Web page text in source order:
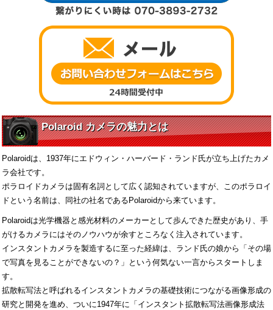
Polaroid カメラの魅力とは
Polaroidは、1937年にエドウィン・ハーバード・ランド氏が立ち上げたカメ
ラ会社です。
ポラロイドカメラは固有名詞として広く認知されていますが、このポラロイ
ドという名前は、同社の社名であるPolaroidから来ています。
Polaroidは光学機器と感光材料のメーカーとして歩んできた歴史があり、手
がけるカメラにはそのノウハウが余すところなく注入されています。
インスタントカメラを製造するに至った経緯は、ランド氏の娘から「その場
で写真を見ることができないの？」という何気ない一言からスタートしま
す。
拡散転写法と呼ばれるインスタントカメラの基礎技術につながる画像形成の
研究と開発を進め、ついに1947年に「インスタント拡散転写法画像形成法